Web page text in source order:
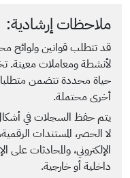
ملاحظات إرشادية:
قد تتطلب قوانين ولوائح
لأنشطة ومعاملات معينة.
حياة محددة تتضمن
أخرى محتملة.
يتم حفظ السجلات في
لا الحصر، المستندات الرقمية،
الإلكتروني، والمحادثات
داخلية أو خارجية.